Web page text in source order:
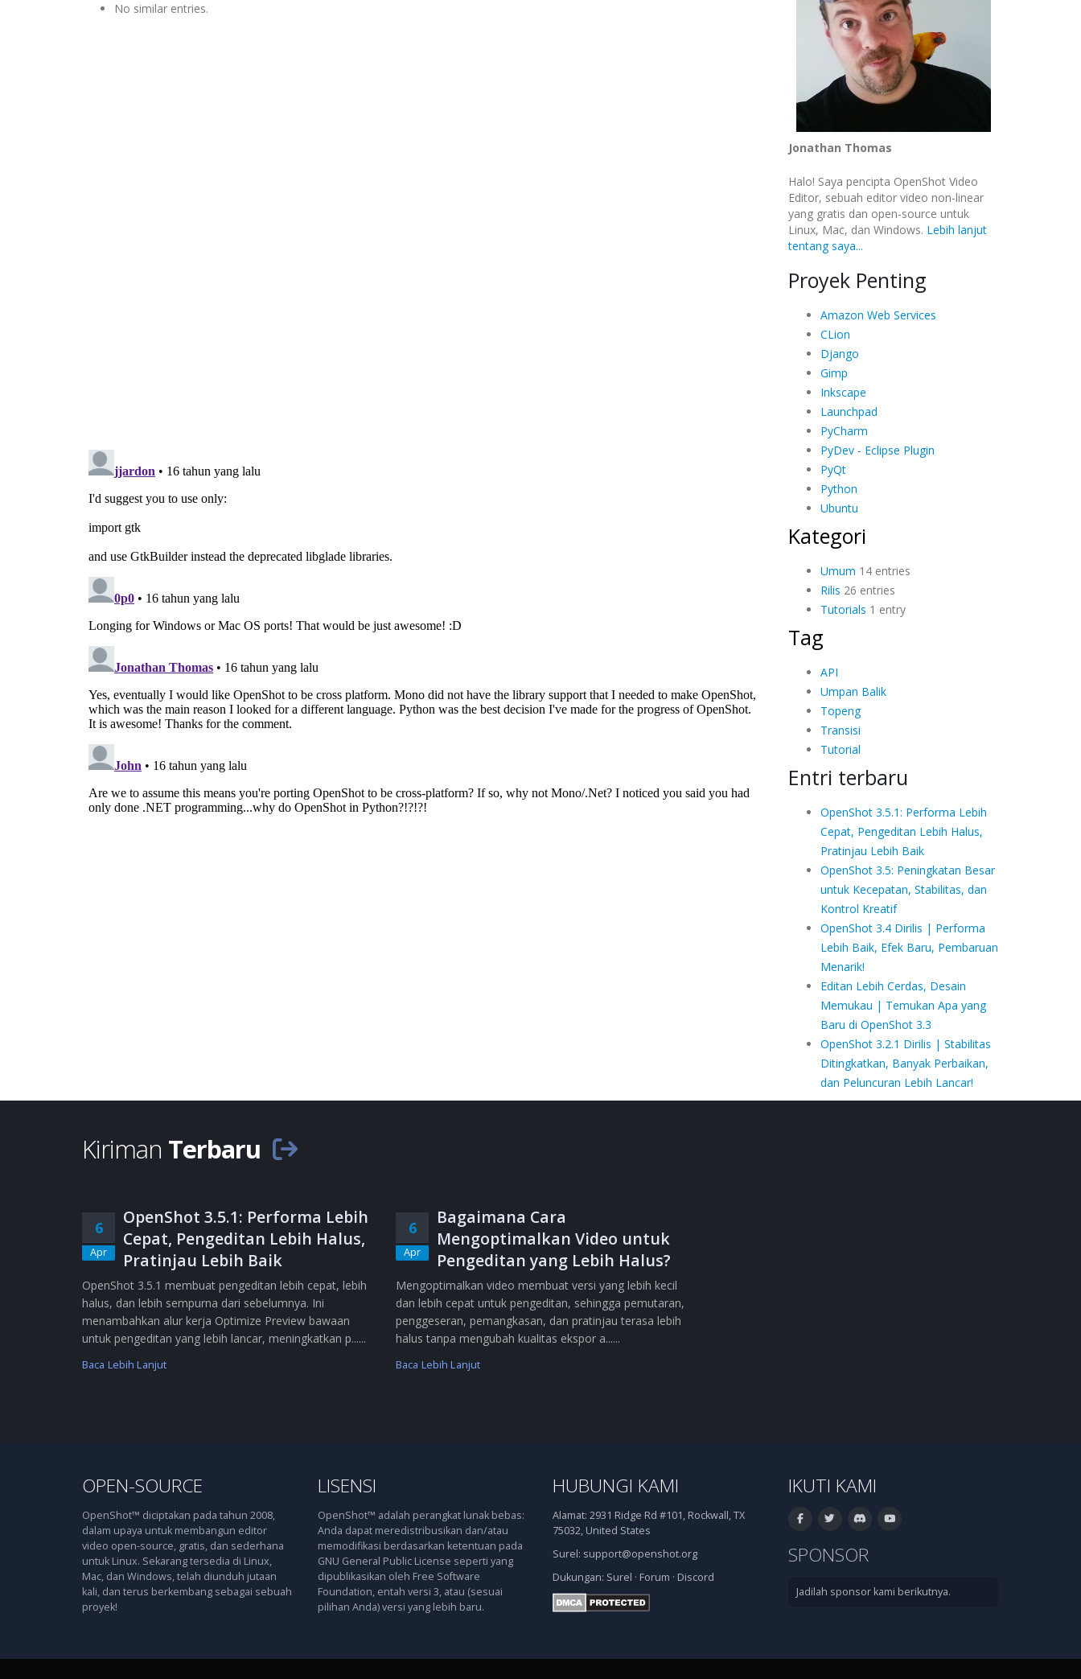
No similar entries.
Jonathan Thomas
Halo! Saya pencipta OpenShot Video
Editor, sebuah editor video non-linear
yang gratis dan open-source untuk
Linux, Mac, dan Windows. Lebih lanjut
tentang saya...
Proyek Penting
Amazon Web Services
CLion
Django
Gimp
Inkscape
Launchpad
PyCharm
PyDev - Eclipse Plugin
PyQt
Python
Ubuntu
Kategori
Umum 14 entries
Rilis 26 entries
Tutorials 1 entry
Tag
API
Umpan Balik
Topeng
Transisi
Tutorial
Entri terbaru
OpenShot 3.5.1: Performa Lebih
Cepat, Pengeditan Lebih Halus,
Pratinjau Lebih Baik
OpenShot 3.5: Peningkatan Besar
untuk Kecepatan, Stabilitas, dan
Kontrol Kreatif
OpenShot 3.4 Dirilis | Performa
Lebih Baik, Efek Baru, Pembaruan
Menarik!
Editan Lebih Cerdas, Desain
Memukau | Temukan Apa yang
Baru di OpenShot 3.3
OpenShot 3.2.1 Dirilis | Stabilitas
Ditingkatkan, Banyak Perbaikan,
dan Peluncuran Lebih Lancar!
Kiriman Terbaru
6
Apr
OpenShot 3.5.1: Performa Lebih
Cepat, Pengeditan Lebih Halus,
Pratinjau Lebih Baik
OpenShot 3.5.1 membuat pengeditan lebih cepat, lebih
halus, dan lebih sempurna dari sebelumnya. Ini
menambahkan alur kerja Optimize Preview bawaan
untuk pengeditan yang lebih lancar, meningkatkan p......
Baca Lebih Lanjut
6
Apr
Bagaimana Cara
Mengoptimalkan Video untuk
Pengeditan yang Lebih Halus?
Mengoptimalkan video membuat versi yang lebih kecil
dan lebih cepat untuk pengeditan, sehingga pemutaran,
penggeseran, pemangkasan, dan pratinjau terasa lebih
halus tanpa mengubah kualitas ekspor a......
Baca Lebih Lanjut
OPEN-SOURCE
OpenShot™ diciptakan pada tahun 2008,
dalam upaya untuk membangun editor
video open-source, gratis, dan sederhana
untuk Linux. Sekarang tersedia di Linux,
Mac, dan Windows, telah diunduh jutaan
kali, dan terus berkembang sebagai sebuah
proyek!
LISENSI
OpenShot™ adalah perangkat lunak bebas:
Anda dapat meredistribusikan dan/atau
memodifikasi berdasarkan ketentuan pada
GNU General Public License seperti yang
dipublikasikan oleh Free Software
Foundation, entah versi 3, atau (sesuai
pilihan Anda) versi yang lebih baru.
HUBUNGI KAMI
Alamat: 2931 Ridge Rd #101, Rockwall, TX
75032, United States
Surel: support@openshot.org
Dukungan: Surel · Forum · Discord
IKUTI KAMI
SPONSOR
Jadilah sponsor kami berikutnya.